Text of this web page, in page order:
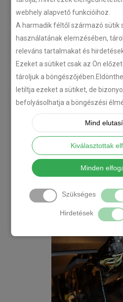
webhely alapvető funkcióihoz.
A harmadik féltől származó sütik
használatának elemzésében,
releváns tartalmakat és
Ezeket a sütiket csak az Ön
tároljuk a
letiltja ezeket a sütiket, de
befolyásolhatja a böngészési
Mind
Kiválasztottak
Minden
Szükséges
Hirdetések